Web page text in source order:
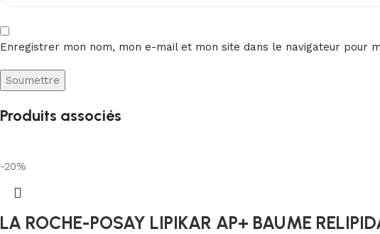
Enregistrer mon nom, mon e-mail et mon site dans le navigateur pour
Produits associés
-20%
LA ROCHE-POSAY LIPIKAR AP+ BAUME